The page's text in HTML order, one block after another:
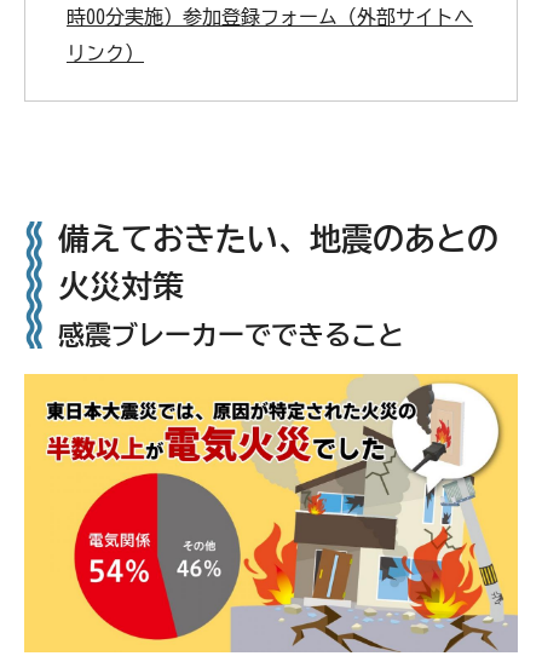
時00分実施）参加登録フォーム（外部サイトへ
リンク）
備えておきたい、地震のあとの
火災対策
感震ブレーカーでできること